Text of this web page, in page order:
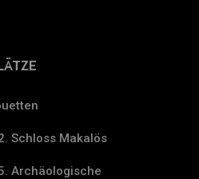
Schloss Makalös
Archäologische